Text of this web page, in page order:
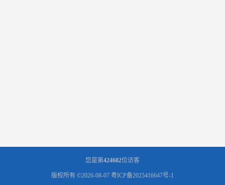
您是第424602位访客
版权所有 ©2026-08-07 粤ICP备2025416647号-1